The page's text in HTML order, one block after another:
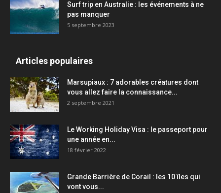
Surf trip en Australie : les événements à ne
pas manquer
5 septembre 2023
Articles populaires
Marsupiaux : 7 adorables créatures dont
vous allez faire la connaissance...
2 septembre 2021
Le Working Holiday Visa : le passeport pour
une année en...
18 février 2022
Grande Barrière de Corail : les 10 îles qui
vont vous...